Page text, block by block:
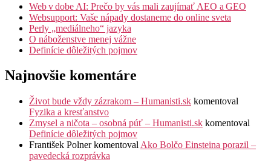
Web v dobe AI: Prečo by vás mali zaujímať AEO a GEO
Websupport: Vaše nápady dostaneme do online sveta
Perly „mediálneho“ jazyka
O náboženstve menej vážne
Definície dôležitých pojmov
Najnovšie komentáre
Život bude vždy zázrakom – Humanisti.sk komentoval
Fyzika a kresťanstvo
Zmysel a ničota – osobná púť – Humanisti.sk komentoval
Definície dôležitých pojmov
František Polnerkomentoval Ako Bolčo Einsteina porazil –
pavedecká rozprávka